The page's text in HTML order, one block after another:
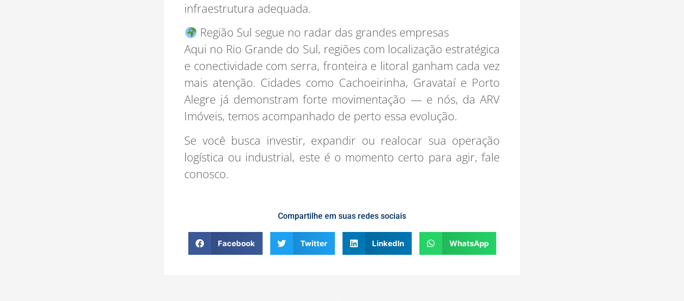
infraestrutura adequada.
Região Sul segue no radar das grandes empresas
Aqui no Rio Grande do Sul, regiões com localização estratégica
e conectividade com serra, fronteira e litoral ganham cada vez
mais atenção. Cidades como Cachoeirinha, Gravataí e Porto
Alegre já demonstram forte movimentação — e nós, da ARV
Imóveis, temos acompanhado de perto essa evolução.
Se você busca investir, expandir ou realocar sua operação
logística ou industrial, este é o momento certo para agir, fale
conosco.
Compartilhe em suas redes sociais
Facebook Twitter LinkedIn WhatsApp